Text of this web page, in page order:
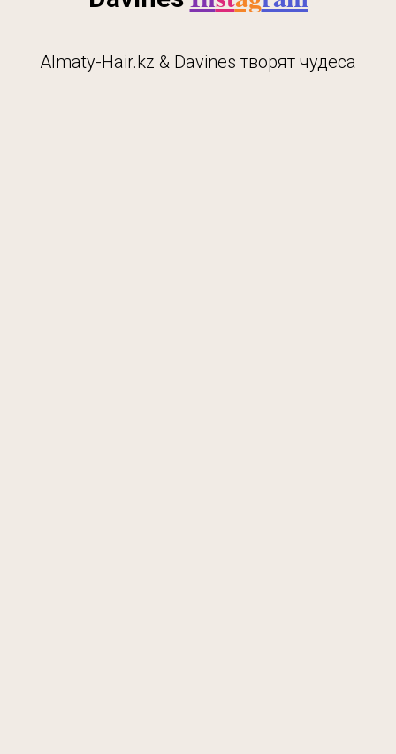
Almaty-Hair.kz & Davines творят чудеса